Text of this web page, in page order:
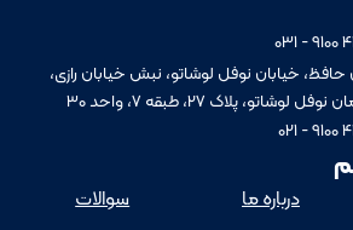
درباره ما
سوالات
حافظ، خيابان نوفل لوشاتو، نبش خيابان رازی،
لوشاتو، پلاک 27، طبقه 7، واحد 30